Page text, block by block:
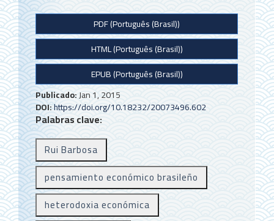
B
a
r
r
a
l
a
t
e
r
PDF (Português (Brasil))
HTML (Português (Brasil))
EPUB (Português (Brasil))
Publicado:Jan 1, 2015
DOI:https://doi.org/10.18232/20073496.602
Palabras clave:
Rui Barbosa
pensamiento económico brasileño
heterodoxia económica